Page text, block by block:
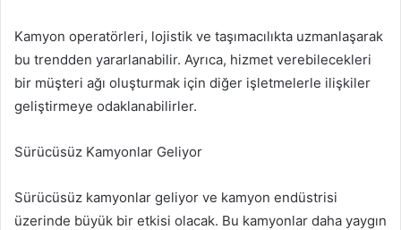
Kamyon operatörleri, lojistik ve taşımacılıkta uzmanlaşarak
bu trendden yararlanabilir. Ayrıca, hizmet verebilecekleri
bir müşteri ağı oluşturmak için diğer işletmelerle ilişkiler
geliştirmeye odaklanabilirler.
Sürücüsüz Kamyonlar Geliyor
Sürücüsüz kamyonlar geliyor ve kamyon endüstrisi
üzerinde büyük bir etkisi olacak. Bu kamyonlar daha yaygın